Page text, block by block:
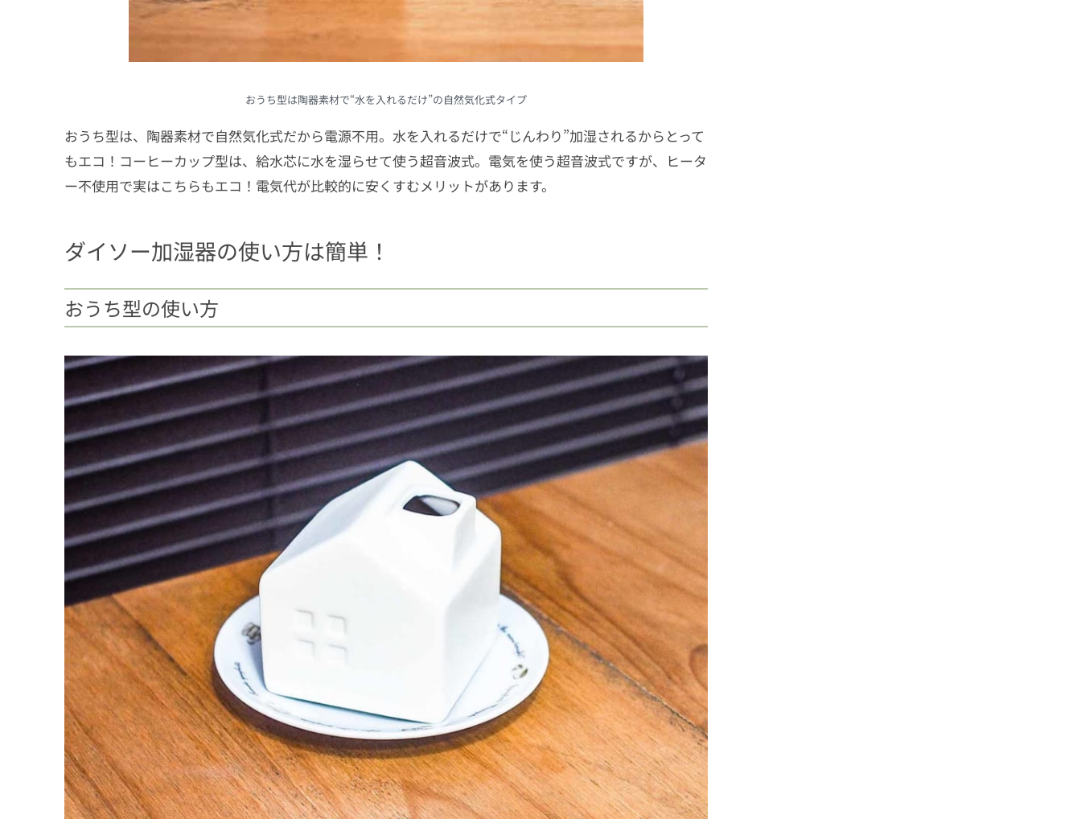
おうち型は陶器素材で“水を入れるだけ”の自然気化式タイプ
おうち型は、陶器素材で自然気化式だから電源不用。水を入れるだけで“じんわり”加湿されるからとって
もエコ！コーヒーカップ型は、給水芯に水を湿らせて使う超音波式。電気を使う超音波式ですが、ヒータ
ー不使用で実はこちらもエコ！電気代が比較的に安くすむメリットがあります。
ダイソー加湿器の使い方は簡単！
おうち型の使い方